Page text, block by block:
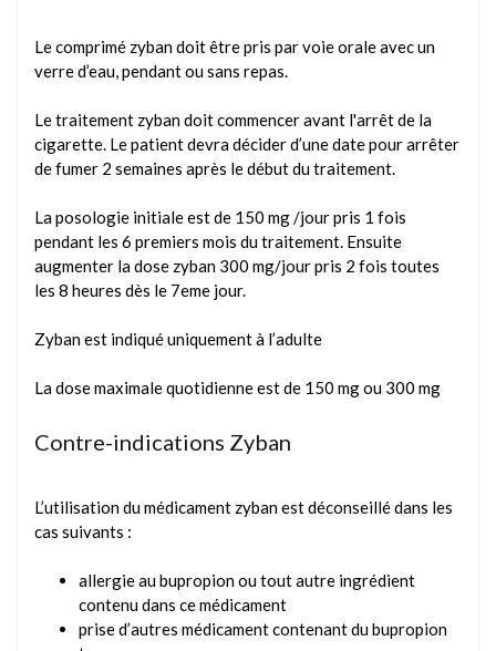
Le comprimé zyban doit être pris par voie orale avec un
verre d’eau, pendant ou sans repas.
Le traitement zyban doit commencer avant l'arrêt de la
cigarette. Le patient devra décider d’une date pour arrêter
de fumer 2 semaines après le début du traitement.
La posologie initiale est de 150 mg /jour pris 1 fois
pendant les 6 premiers mois du traitement. Ensuite
augmenter la dose zyban 300 mg/jour pris 2 fois toutes
les 8 heures dès le 7eme jour.
Zyban est indiqué uniquement à l’adulte
La dose maximale quotidienne est de 150 mg ou 300 mg
Contre-indications Zyban
L’utilisation du médicament zyban est déconseillé dans les
cas suivants :
allergie au bupropion ou tout autre ingrédient
contenu dans ce médicament
prise d’autres médicament contenant du bupropion